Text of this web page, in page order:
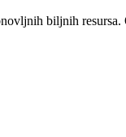
biljnih